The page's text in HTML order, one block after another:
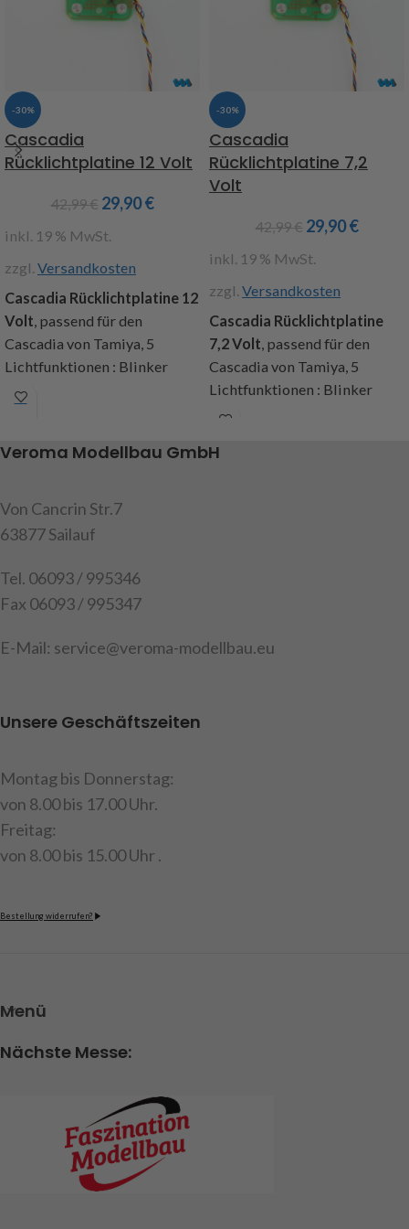
Einbauanleitung
Achtung : Nicht geeignet für
die MFC von Tamiya
-30%
Cascadia
Rücklichtplatine 12 Volt
42,99€ 29,90€
inkl. 19 % MwSt.
zzgl. Versandkosten
Cascadia Rücklichtplatine 12
Volt, passend für den
Cascadia von Tamiya, 5
Lichtfunktionen : Blinker
rechts + links, Fahrlicht,
farbige Litzenkabel mit einer
Beleuchtungsplatine,
Einbauanleitung
Achtung : Nicht geeignet für
die MFC von Tamiya
-30%
Cascadia
Rücklichtplatine 7,2
Volt
42,99€ 29,90€
inkl. 19 % MwSt.
zzgl. Versandkosten
Cascadia Rücklichtplatine
7,2 Volt, passend für den
Cascadia von Tamiya, 5
Lichtfunktionen : Blinker
rechts + links, Fahrlicht,
Rückfahrscheinwerfer,
Veroma Modellbau GmbH
Von Cancrin Str.7
63877 Sailauf
Tel. 06093 / 995346
Fax 06093 / 995347
E-Mail: service@veroma-modellbau.eu
Unsere Geschäftszeiten
Montag bis Donnerstag:
von 8.00 bis 17.00 Uhr.
Freitag:
von 8.00 bis 15.00 Uhr .
Bestellung widerrufen?
Menü
Nächste Messe: